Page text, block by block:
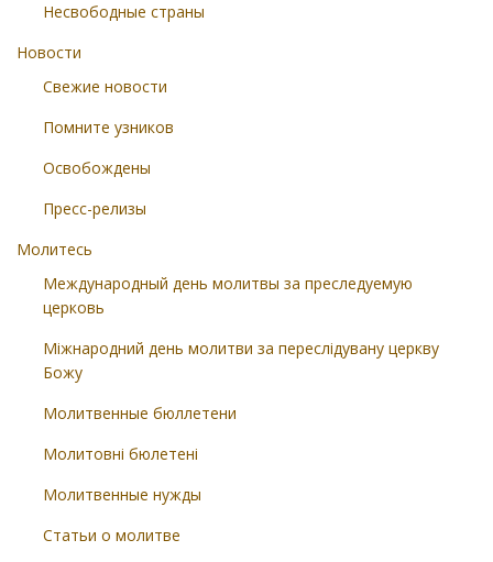
Несвободные страны
Новости
Свежие новости
Помните узников
Освобождены
Пресс-релизы
Молитесь
Международный день молитвы за преследуемую
церковь
Міжнародний день молитви за переслідувану церкву
Божу
Молитвенные бюллетени
Молитовні бюлетені
Молитвенные нужды
Статьи о молитве